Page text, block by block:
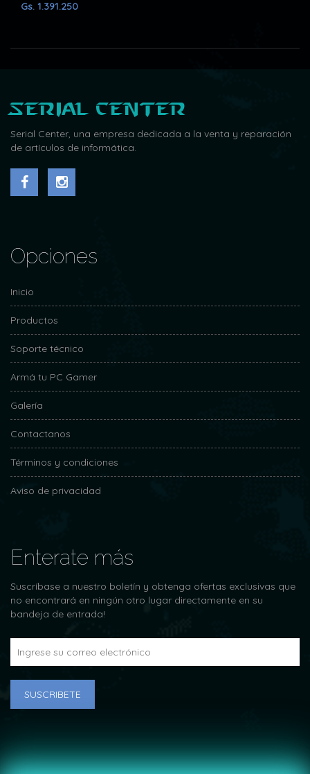
Serial Center
Serial Center, una empresa dedicada a la venta y reparación
de artículos de informática.
Opciones
Inicio
Productos
Soporte técnico
Armá tu PC Gamer
Galería
Contactanos
Términos y condiciones
Aviso de privacidad
Enterate más
Suscríbase a nuestro boletín y obtenga ofertas exclusivas que
no encontrará en ningún otro lugar directamente en su
bandeja de entrada!
SUSCRIBETE